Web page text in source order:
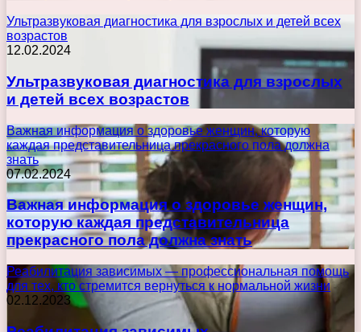
Ультразвуковая диагностика для взрослых и детей всех
возрастов
12.02.2024
Ультразвуковая диагностика для взрослых
и детей всех возрастов
Важная информация о здоровье женщин, которую
каждая представительница прекрасного пола должна
знать
07.02.2024
Важная информация о здоровье женщин,
которую каждая представительница
прекрасного пола должна знать
Реабилитация зависимых — профессиональная помощь
для тех, кто стремится вернуться к нормальной жизни
02.12.2023